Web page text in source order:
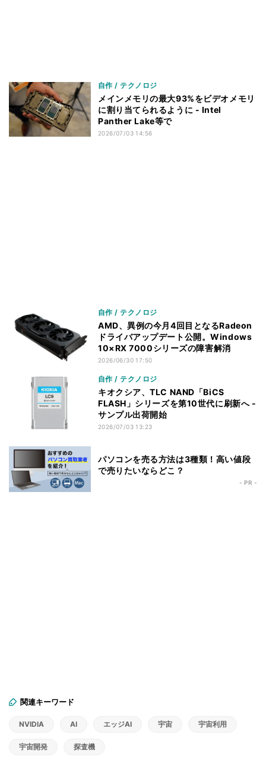
自作 / テクノロジ
メインメモリの最大93%をビデオメモリ
に割り当てられるように - Intel
Panther Lake等で
2026/07/03 14:56
自作 / テクノロジ
AMD、異例の今月4回目となるRadeon
ドライバアップデート公開。Windows
10×RX 7000シリーズの障害解消
2026/06/30 17:50
自作 / テクノロジ
キオクシア、TLC NAND「BiCS
FLASH」シリーズを第10世代に刷新へ -
サンプル出荷開始
2026/07/03 13:23
パソコンを売る方法は3種類！高い値段
で売りたいならどこ？
- PR -
関連キーワード
NVIDIA AI エッジAI 宇宙 宇宙利用
宇宙開発 探査機